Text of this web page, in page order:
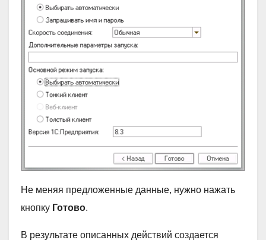
Не меняя предложенные данные, нужно нажать
кнопку Готово.
В результате описанных действий создается